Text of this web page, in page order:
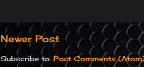
Newer Post
Subscribe to:Post Comments